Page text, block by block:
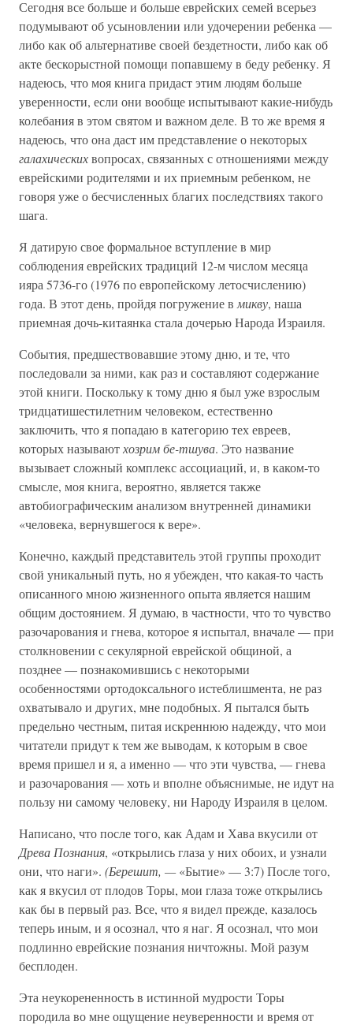
Сегодня все больше и больше еврейских семей всерьез
подумывают об усыновлении или удочерении ребенка —
либо как об альтернативе своей бездетности, либо как об
акте бескорыстной помощи попавшему в беду ребенку. Я
надеюсь, что моя книга придаст этим людям больше
уверенности, если они вообще испытывают какие-нибудь
колебания в этом святом и важном деле. В то же время я
надеюсь, что она даст им представление о некоторых
галахическихвопросах, связанных с отношениями между
еврейскими родителями и их приемным ребенком, не
говоря уже о бесчисленных благих последствиях такого
шага.
Я датирую свое формальное вступление в мир
соблюдения еврейских традиций 12-м числом месяца
ияра 5736-го (1976 по европейскому летосчислению)
года. В этот день, пройдя погружение в микву, наша
приемная дочь-китаянка стала дочерью Народа Израиля.
События, предшествовавшие этому дню, и те, что
последовали за ними, как раз и составляют содержание
этой книги. Поскольку к тому дню я был уже взрослым
тридцатишестилетним человеком, естественно
заключить, что я попадаю в категорию тех евреев,
которых называютхозрим бе-тшува. Это название
вызывает сложный комплекс ассоциаций, и, в каком-то
смысле, моя книга, вероятно, является также
автобиографическим анализом внутренней динамики
«человека, вернувшегося к вере».
Конечно, каждый представитель этой группы проходит
свой уникальный путь, но я убежден, что какая-то часть
описанного мною жизненного опыта является нашим
общим достоянием. Я думаю, в частности, что то чувство
разочарования и гнева, которое я испытал, вначале — при
столкновении с секулярной еврейской общиной, а
позднее — познакомившись с некоторыми
особенностями ортодоксального истеблишмента, не раз
охватывало и других, мне подобных. Я пытался быть
предельно честным, питая искреннюю надежду, что мои
читатели придут к тем же выводам, к которым в свое
время пришел и я, а именно — что эти чувства, — гнева
и разочарования — хоть и вполне объяснимые, не идут на
пользу ни самому человеку, ни Народу Израиля в целом.
Написано, что после того, как Адам и Хава вкусили от
Древа Познания, «открылись глаза у них обоих, и узнали
они, что наги». (Берешит, —«Бытие» — 3:7) После того,
как я вкусил от плодов Торы, мои глаза тоже открылись
как бы в первый раз. Все, что я видел прежде, казалось
теперь иным, и я осознал, что я наг. Я осознал, что мои
подлинно еврейские познания ничтожны. Мой разум
бесплоден.
Эта неукорененность в истинной мудрости Торы
породила во мне ощущение неуверенности и время от